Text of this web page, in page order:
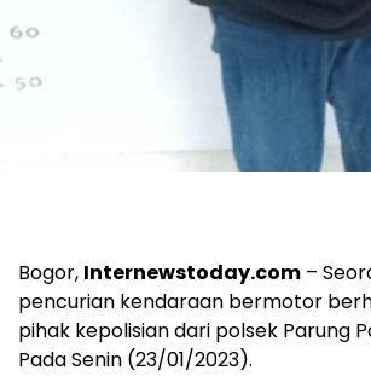
Bogor, Internewstoday.com –
pencurian kendaraan bermotor
pihak kepolisian dari polsek Parung
Pada Senin (23/01/2023).